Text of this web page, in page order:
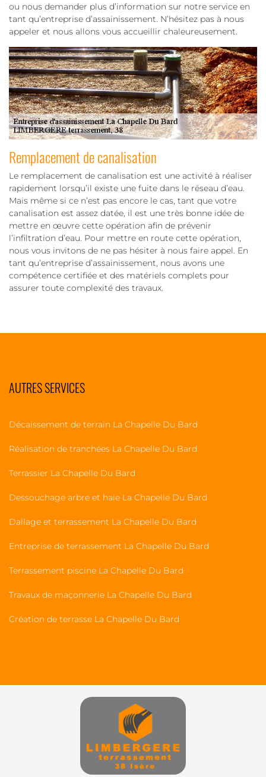
ou nous demander plus d’information sur notre service en
tant qu’entreprise d’assainissement. N’hésitez pas à nous
appeler et nous allons vous accueillir chaleureusement.
Remplacement de canalisation
Le remplacement de canalisation est une activité à réaliser
rapidement lorsqu’il existe une fuite dans le réseau d’eau.
Mais même si ce n’est pas encore le cas, tant que votre
canalisation est assez datée, il est une très bonne idée de
mettre en œuvre cette opération afin de prévenir
l’infiltration d’eau. Pour mettre en route cette opération,
nous vous invitons de ne pas hésiter à nous faire appel. En
tant qu’entreprise d’assainissement, nous avons une
compétence certifiée et des matériels complets pour
assurer toute complexité des travaux.
AUTRES SERVICES
Décaissement de terrain La Chapelle Du Bard
Réalisation de tranchées La Chapelle Du Bard
Terrassier La Chapelle Du Bard
Dessouchage arbre et haie La Chapelle Du Bard
Dallage et terrassement La Chapelle Du Bard
Entreprise de terrassement La Chapelle Du Bard
Terrassement piscine La Chapelle Du Bard
Travaux de maçonnerie La Chapelle Du Bard
Création de terrasse La Chapelle Du Bard